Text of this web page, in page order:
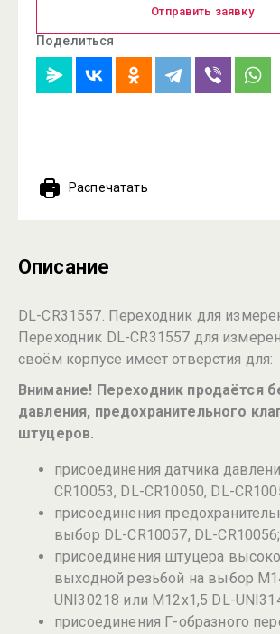
Отправить заявку
Поделиться
Распечатать
Описание
DL-CR31557. Переходник для
Переходник DL-CR31557 для
своём корпусе имеет отверстия для:
Внимание! Переходник продаётся
давления, предохранительного
штуцеров.
присоединения датчика
CR10053, DL-CR10050, DL-
присоединения
выбор DL-CR10057, DL-CR10056;
присоединения штуцера
выходной резьбой на выбор
UNI30218 или М12х1,5 DL-
присоединения Г-образного